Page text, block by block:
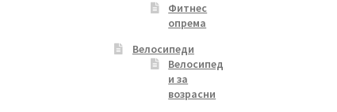
Фитнес
опрема
Велосипеди
Велосипед
и за
возрасни